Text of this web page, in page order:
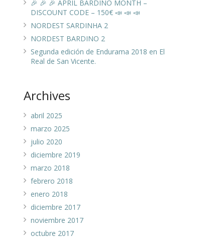
🎉 🎉 🎉 APRIL BARDINO MONTH –
DISCOUNT CODE – 150€ 📣 📣 📣
NORDEST SARDINHA 2
NORDEST BARDINO 2
Segunda edición de Endurama 2018 en El
Real de San Vicente.
Archives
abril 2025
marzo 2025
julio 2020
diciembre 2019
marzo 2018
febrero 2018
enero 2018
diciembre 2017
noviembre 2017
octubre 2017